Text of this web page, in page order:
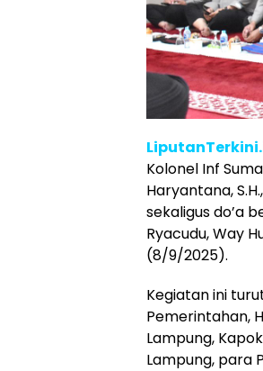
Kolonel Inf
Haryantana,
sekaligus do’a
Ryacudu, Way
(8/9/2025).
Kegiatan ini
Pemerintahan,
Lampung,
Lampung, para